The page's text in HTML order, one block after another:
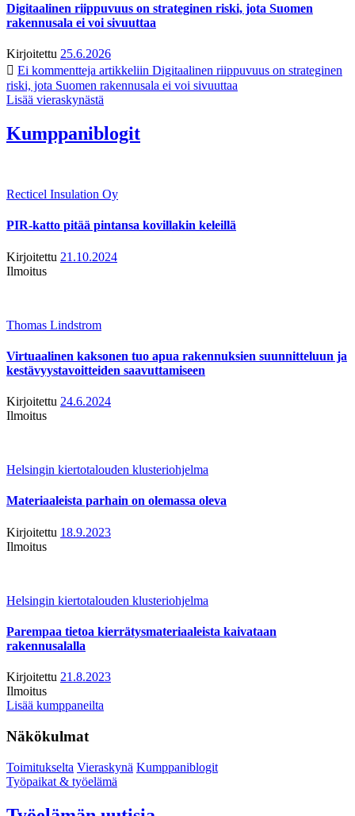
Digitaalinen riippuvuus on strateginen riski, jota Suomen
rakennusala ei voi sivuuttaa
Kirjoitettu 25.6.2026
Ei kommentteja artikkeliin Digitaalinen riippuvuus on strateginen
riski, jota Suomen rakennusala ei voi sivuuttaa
Lisää vieraskynästä
Kumppaniblogit
Recticel Insulation Oy
PIR-katto pitää pintansa kovillakin keleillä
Kirjoitettu 21.10.2024
Ilmoitus
Thomas Lindstrom
Virtuaalinen kaksonen tuo apua rakennuksien suunnitteluun ja
kestävyystavoitteiden saavuttamiseen
Kirjoitettu 24.6.2024
Ilmoitus
Helsingin kiertotalouden klusteriohjelma
Materiaaleista parhain on olemassa oleva
Kirjoitettu 18.9.2023
Ilmoitus
Helsingin kiertotalouden klusteriohjelma
Parempaa tietoa kierrätysmateriaaleista kaivataan
rakennusalalla
Kirjoitettu 21.8.2023
Ilmoitus
Lisää kumppaneilta
Näkökulmat
Toimitukselta Vieraskynä Kumppaniblogit
Työpaikat & työelämä